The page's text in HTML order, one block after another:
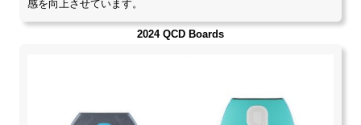
感を向上させています。
2024 QCD Boards